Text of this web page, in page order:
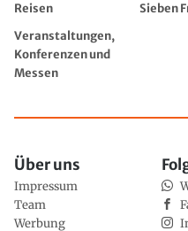
Reisen
Sieben
Veranstaltungen,
Konferenzen und
Messen
Über uns
Impressum
Team
Werbung